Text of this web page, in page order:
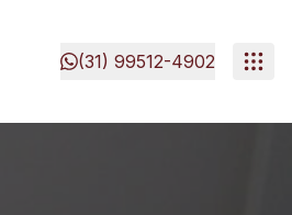
(31) 99512-4902